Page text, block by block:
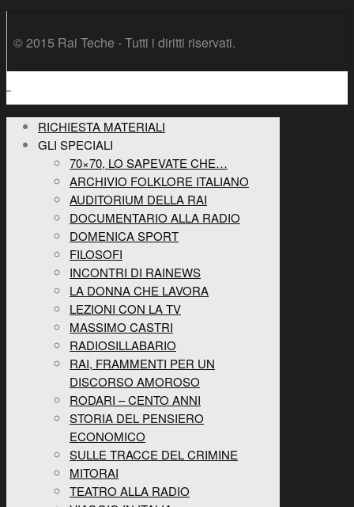
© 2015 Rai Teche - Tutti i diritti riservati.
RICHIESTA MATERIALI
GLI SPECIALI
70×70, LO SAPEVATE CHE…
ARCHIVIO FOLKLORE ITALIANO
AUDITORIUM DELLA RAI
DOCUMENTARIO ALLA RADIO
DOMENICA SPORT
FILOSOFI
INCONTRI DI RAINEWS
LA DONNA CHE LAVORA
LEZIONI CON LA TV
MASSIMO CASTRI
RADIOSILLABARIO
RAI, FRAMMENTI PER UN
DISCORSO AMOROSO
RODARI – CENTO ANNI
STORIA DEL PENSIERO
ECONOMICO
SULLE TRACCE DEL CRIMINE
MITORAI
TEATRO ALLA RADIO